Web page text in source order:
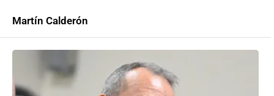
Martín Calderón